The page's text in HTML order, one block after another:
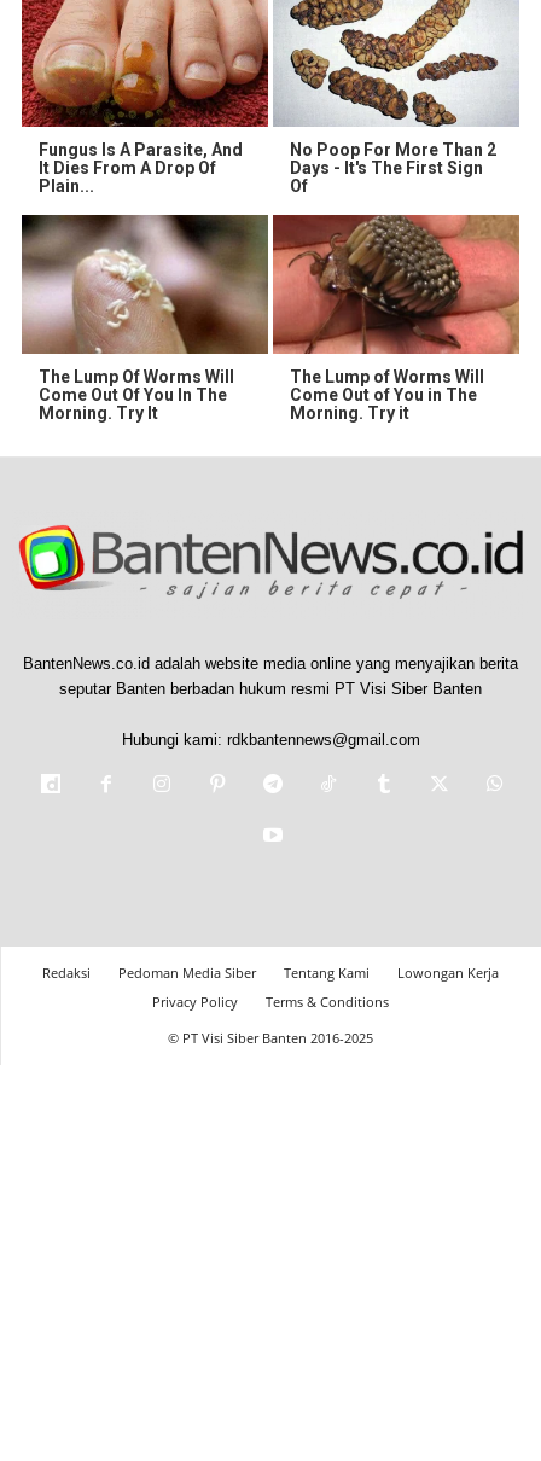
Fungus Is A Parasite, And
It Dies From A Drop Of
Plain...
No Poop For More Than 2
Days - It's The First Sign
Of
The Lump Of Worms Will
Come Out Of You In The
Morning. Try It
The Lump of Worms Will
Come Out of You in The
Morning. Try it
BantenNews.co.id adalah website media online yang menyajikan berita
seputar Banten berbadan hukum resmi PT Visi Siber Banten
Hubungi kami: rdkbantennews@gmail.com
Redaksi Pedoman Media Siber Tentang Kami
Lowongan Kerja
Privacy Policy
Terms & Conditions
© PT Visi Siber Banten 2016-2025